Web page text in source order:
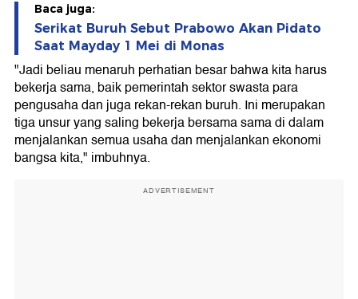
Baca juga:
Serikat Buruh Sebut Prabowo Akan Pidato
Saat Mayday 1 Mei di Monas
"Jadi beliau menaruh perhatian besar bahwa kita harus
bekerja sama, baik pemerintah sektor swasta para
pengusaha dan juga rekan-rekan buruh. Ini merupakan
tiga unsur yang saling bekerja bersama sama di dalam
menjalankan semua usaha dan menjalankan ekonomi
bangsa kita," imbuhnya.
ADVERTISEMENT